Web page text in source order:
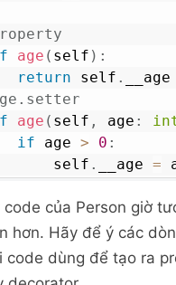
age ( self ) :
return self .
__age
. setter
age ( self , age :
if age > 0 :
            self
. __age =
first_name( self):
return self.
.
của Person giờ
hơn. Hãy để ý các
code dùng để tạo ra